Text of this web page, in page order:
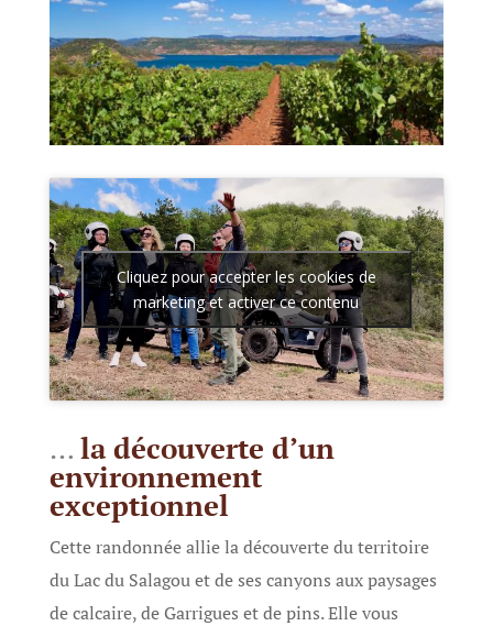
Cliquez pour accepter les cookies de
marketing et activer ce contenu
… la découverte d’un
environnement
exceptionnel
Cette randonnée allie la découverte du territoire
du Lac du Salagou et de ses canyons aux paysages
de calcaire, de Garrigues et de pins. Elle vous